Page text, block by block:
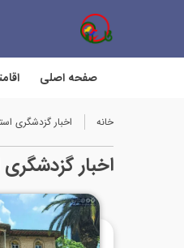
صفحه اصلی
خانه اخبار گزدشگری
اخبار